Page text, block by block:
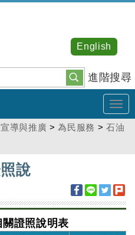
進階搜尋
English
宣導與推廣 >為民服務 >石油
說
證照說明表